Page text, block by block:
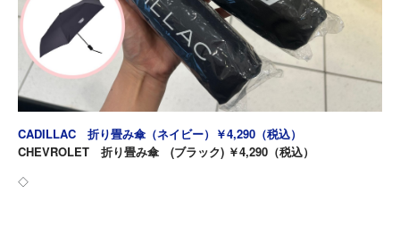
CADILLAC 折り畳み傘（ネイビー）￥4,290（税込）
CHEVROLET 折り畳み傘 (ブラック) ￥4,290（税込）
◇